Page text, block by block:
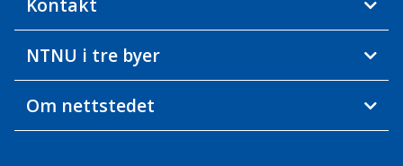
Kontakt
NTNU i tre byer
Om nettstedet